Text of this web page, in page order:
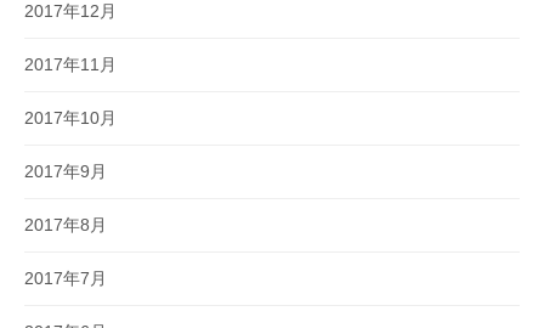
2017年12月
2017年11月
2017年10月
2017年9月
2017年8月
2017年7月